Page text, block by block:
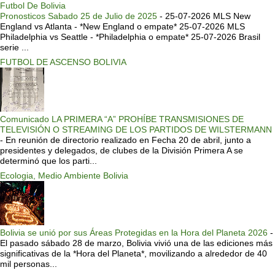
Futbol De Bolivia
Pronosticos Sabado 25 de Julio de 2025 - 25-07-2026 MLS New
England vs Atlanta - *New England o empate* 25-07-2026 MLS
Philadelphia vs Seattle - *Philadelphia o empate* 25-07-2026 Brasil
serie ...
FUTBOL DE ASCENSO BOLIVIA
Comunicado LA PRIMERA “A” PROHÍBE TRANSMISIONES DE
TELEVISIÓN O STREAMING DE LOS PARTIDOS DE WILSTERMANN
- En reunión de directorio realizado en Fecha 20 de abril, junto a
presidentes y delegados, de clubes de la División Primera A se
determinó que los parti...
Ecologia, Medio Ambiente Bolivia
Bolivia se unió por sus Áreas Protegidas en la Hora del Planeta 2026 -
El pasado sábado 28 de marzo, Bolivia vivió una de las ediciones más
significativas de la *Hora del Planeta*, movilizando a alrededor de 40
mil personas...